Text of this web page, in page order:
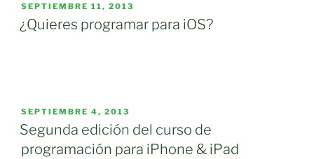
PUBLICADO
EL
SEPTIEMBRE 11, 2013
¿Quieres programar para iOS?
PUBLICADO
EL
SEPTIEMBRE 4, 2013
Segunda edición del curso de
programación para iPhone & iPad